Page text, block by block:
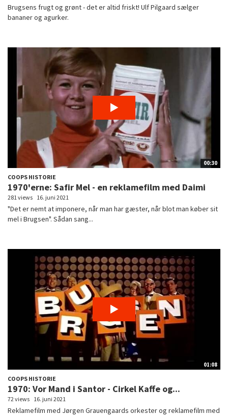
Brugsens frugt og grønt - det er altid friskt! Ulf Pilgaard sælger
bananer og agurker.
00:30
COOPS HISTORIE
1970'erne: Safir Mel - en reklamefilm med Daimi
281 views 16. juni 2021
"Det er nemt at imponere, når man har gæster, når blot man køber sit
mel i Brugsen". Sådan sang...
01:08
COOPS HISTORIE
1970: Vor Mand i Santor - Cirkel Kaffe og...
72 views 16. juni 2021
Reklamefilm med Jørgen Grauengaards orkester og reklamefilm med